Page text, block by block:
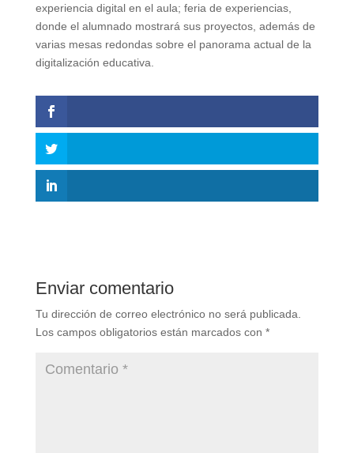
experiencia digital en el aula; feria de experiencias,
donde el alumnado mostrará sus proyectos, además de
varias mesas redondas sobre el panorama actual de la
digitalización educativa.
Enviar comentario
Tu dirección de correo electrónico no será publicada.
Los campos obligatorios están marcados con *